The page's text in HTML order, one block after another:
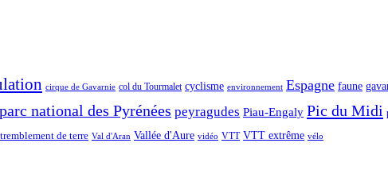
cirque de Gavarnie col du Tourmalet cyclisme environnement Espagne faune
parc national des Pyrénées peyragudes Piau-Engaly Pic du Midi
tremblement de terre Val d'Aran Vallée d'Aure vidéo VTT VTT extrême vélo